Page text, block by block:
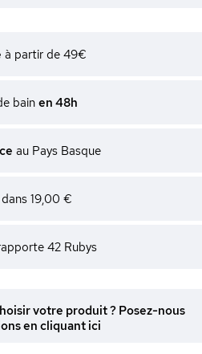
à partir de 49€
bain en 48h
au Pays Basque
dans 19,00 €
42 Rubys
votre produit ? Posez-nous
en cliquant ici